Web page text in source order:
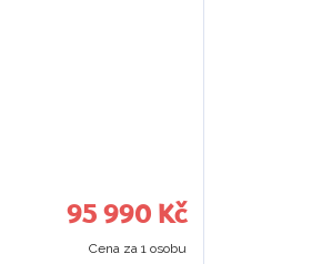
95 990 Kč
Cena za 1 osobu